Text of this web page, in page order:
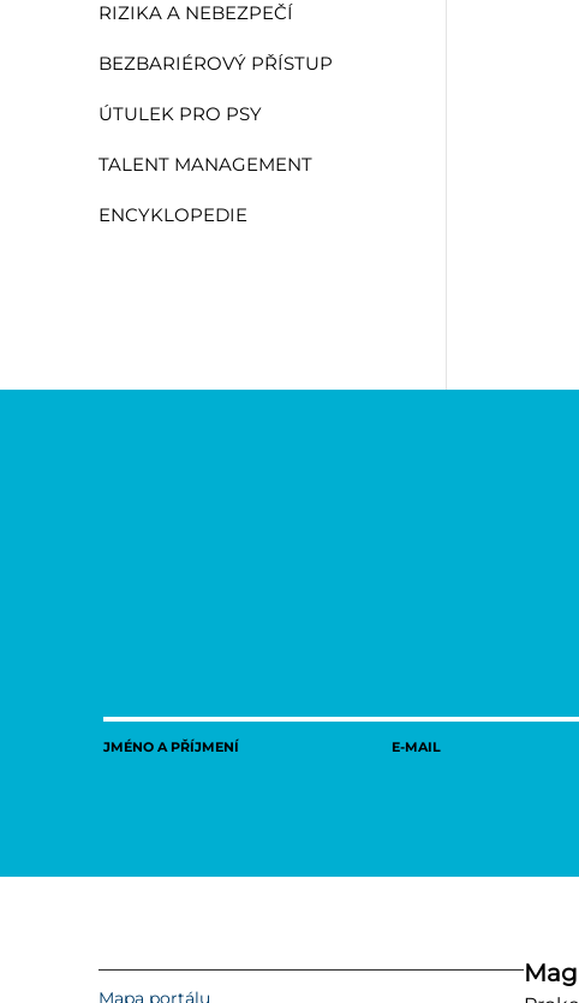
RIZIKA A NEBEZPEČÍ
BEZBARIÉROVÝ PŘÍSTUP
ÚTULEK PRO PSY
TALENT MANAGEMENT
ENCYKLOPEDIE
JMÉNO A PŘÍJMENÍ E-MAIL